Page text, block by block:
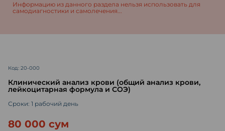
Информацию из данного раздела нельзя использовать для
самодиагностики и самолечения...
Код: 20-000
Клинический анализ крови (общий анализ крови,
лейкоцитарная формула и СОЭ)
Сроки: 1 рабочий день
80 000 сум